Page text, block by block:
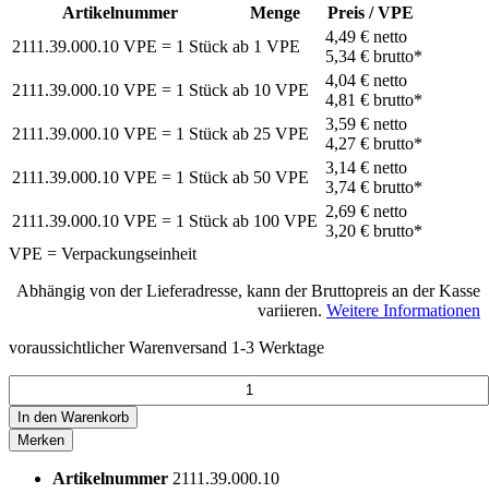
Artikelnummer Menge
Preis / VPE
2111.39.000.10 VPE = 1 Stück ab 1 VPE
4,49 €netto
5,34 €brutto*
2111.39.000.10 VPE = 1 Stück ab 10 VPE
4,04 €netto
4,81 €brutto*
2111.39.000.10 VPE = 1 Stück ab 25 VPE
3,59 €netto
4,27 €brutto*
2111.39.000.10 VPE = 1 Stück ab 50 VPE
3,14 €netto
3,74 €brutto*
2111.39.000.10 VPE = 1 Stück ab 100 VPE
2,69 €netto
3,20 €brutto*
VPE = Verpackungseinheit
Abhängig von der Lieferadresse, kann der Bruttopreis an der Kasse
variieren. Weitere Informationen
voraussichtlicher Warenversand 1-3 Werktage
In den Warenkorb
Merken
Artikelnummer 2111.39.000.10